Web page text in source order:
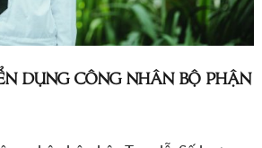
DỤNG CÔNG NHÂN BỘ PHẬN